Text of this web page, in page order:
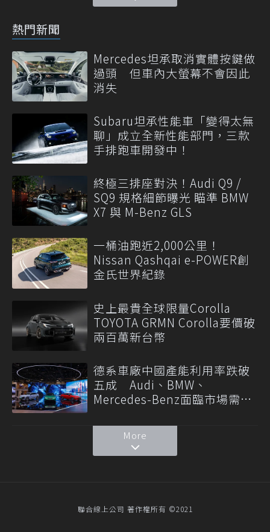
熱門新聞
Mercedes坦承取消實體按鍵做
過頭 但車內大螢幕不會因此
消失
Subaru坦承性能車「變得太無
聊」成立全新性能部門，三款
手排跑車開發中！
終極三排座對決！Audi Q9 /
SQ9 規格細節曝光 瞄準 BMW
X7 與 M-Benz GLS
一桶油跑近2,000公里！
Nissan Qashqai e-POWER創
金氏世界紀錄
史上最貴全球限量Corolla
TOYOTA GRMN Corolla要價破
兩百萬新台幣
德系車廠中國產能利用率跌破
五成 Audi、BMW、
Mercedes-Benz面臨市場需求
More
聯合線上公司 著作權所有 ©2021